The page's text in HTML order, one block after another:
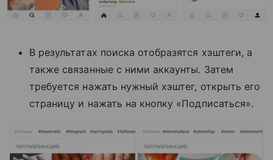
В результатах поиска отобразятся хэштеги, а
также связанные с ними аккаунты. Затем
требуется нажать нужный хэштег, открыть его
страницу и нажать на кнопку «Подписаться».